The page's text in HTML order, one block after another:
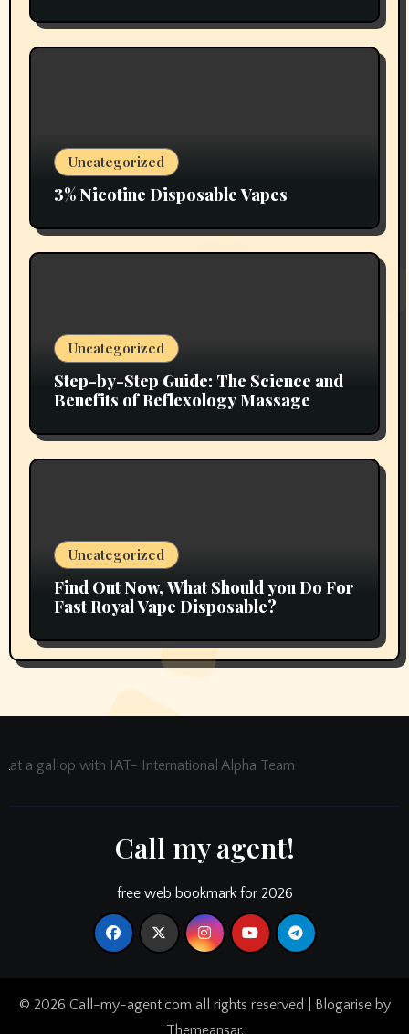
Uncategorized
3% Nicotine Disposable Vapes
Uncategorized
Step-by-Step Guide: The Science and
Benefits of Reflexology Massage
Uncategorized
Find Out Now, What Should you Do For
Fast Royal Vape Disposable?
at a gallop with IAT- International Alpha Team
Call my agent!
free web bookmark for 2026
© 2026 Call-my-agent.com all rights reserved Blogariseby
Themeansar.